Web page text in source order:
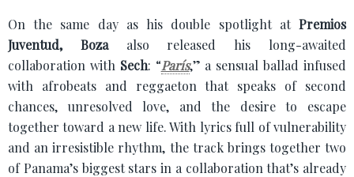
On the same day as his double spotlight at Premios
Juventud, Bozaalso released his long-awaited
collaboration with Sech: “París,” a sensual ballad infused
with afrobeats and reggaeton that speaks of second
chances, unresolved love, and the desire to escape
together toward a new life. With lyrics full of vulnerability
and an irresistible rhythm, the track brings together two
of Panama’s biggest stars in a collaboration that’s already